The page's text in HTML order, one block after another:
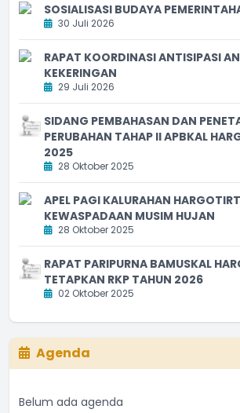
SOSIALISASI BUDAYA
30 Juli 2026
RAPAT KOORDINASI ANTISIPASI
KEKERINGAN
29 Juli 2026
SIDANG PEMBAHASAN DAN
PERUBAHAN TAHAP II APBKAL
2025
28 Oktober 2025
APEL PAGI KALURAHAN
KEWASPADAAN MUSIM HUJAN
28 Oktober 2025
RAPAT PARIPURNA BAMUSKAL
TETAPKAN RKP TAHUN 2026
02 Oktober 2025
Agenda
Belum ada agenda